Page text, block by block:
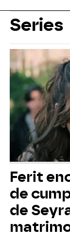
Series
Ferit
de
de